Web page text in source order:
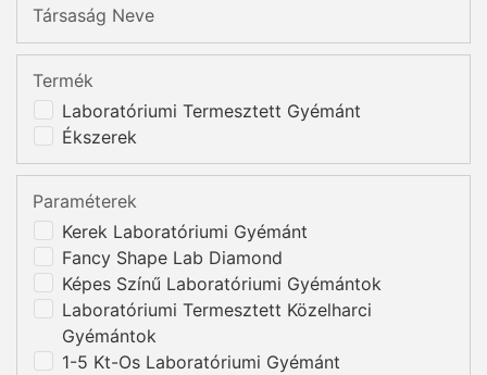
Társaság Neve
Laboratóriumi Termesztett Gyémánt
Ékszerek
Termék
Kerek Laboratóriumi Gyémánt
Fancy Shape Lab Diamond
Képes Színű Laboratóriumi Gyémántok
Laboratóriumi Termesztett Közelharci
Gyémántok
1-5 Kt-Os Laboratóriumi Gyémánt
Paraméterek